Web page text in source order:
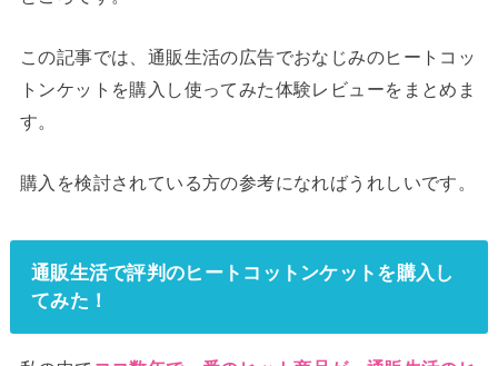
この記事では、通販生活の広告でおなじみのヒートコッ
トンケットを購入し使ってみた体験レビューをまとめま
す。
購入を検討されている方の参考になればうれしいです。
通販生活で評判のヒートコットンケットを購入し
てみた！